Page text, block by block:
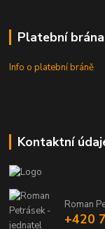
Platební brána
Info o platební bráně
Kontaktní
Roman
+420